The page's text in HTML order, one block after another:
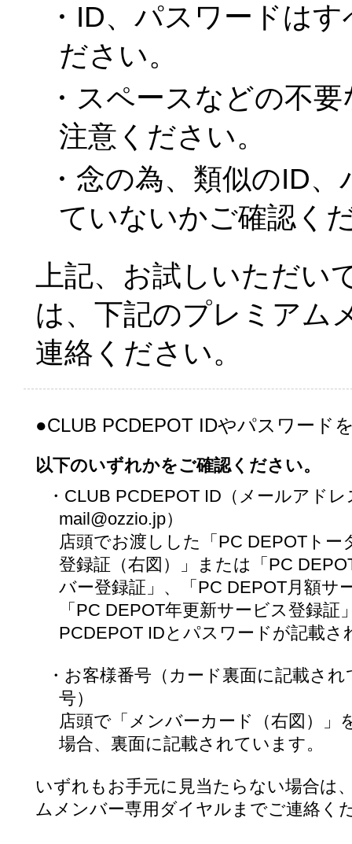
・ID、パスワードは
ださい。
・スペースなどの不
注意ください。
・念の為、類似のID
ていないかご確認く
上記、お試しいただ
は、下記のプレミアム
連絡ください。
●CLUB PCDEPOT IDやパスワード
以下のいずれかをご確認ください。
・CLUB PCDEPOT ID（メールアド
mail@ozzio.jp）
店頭でお渡しした「PC DEPOTトー
登録証（右図）」または「PC
バー登録証」、「PC DEPOT月額サ
「PC DEPOT年更新サービス登録証
PCDEPOT IDとパスワードが記載さ
・お客様番号（カード裏面に記載さ
号）
店頭で「メンバーカード（右図）」
場合、裏面に記載されています。
いずれもお手元に見当たらない場合は
ムメンバー専用ダイヤルまでご連絡く